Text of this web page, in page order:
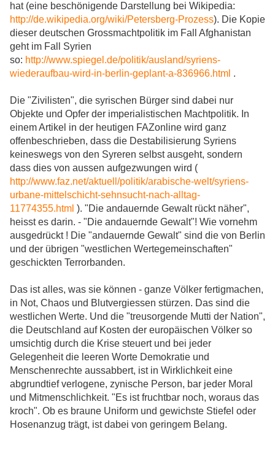
hat (eine beschönigende Darstellung bei Wikipedia:
http://de.wikipedia.org/wiki/Petersberg-Prozess). Die Kopie
dieser deutschen Grossmachtpolitik im Fall Afghanistan
geht im Fall Syrien
so: http://www.spiegel.de/politik/ausland/syriens-
wiederaufbau-wird-in-berlin-geplant-a-836966.html .
Die "Zivilisten", die syrischen Bürger sind dabei nur
Objekte und Opfer der imperialistischen Machtpolitik. In
einem Artikel in der heutigen FAZonline wird ganz
offenbeschrieben, dass die Destabilisierung Syriens
keineswegs von den Syreren selbst ausgeht, sondern
dass dies von aussen aufgezwungen wird (
http://www.faz.net/aktuell/politik/arabische-welt/syriens-
urbane-mittelschicht-sehnsucht-nach-alltag-
11774355.html ). "Die andauernde Gewalt rückt näher",
heisst es darin. - "Die andauernde Gewalt"! Wie vornehm
ausgedrückt ! Die "andauernde Gewalt" sind die von Berlin
und der übrigen "westlichen Wertegemeinschaften"
geschickten Terrorbanden.
Das ist alles, was sie können - ganze Völker fertigmachen,
in Not, Chaos und Blutvergiessen stürzen. Das sind die
westlichen Werte. Und die "treusorgende Mutti der Nation",
die Deutschland auf Kosten der europäischen Völker so
umsichtig durch die Krise steuert und bei jeder
Gelegenheit die leeren Worte Demokratie und
Menschenrechte aussabbert, ist in Wirklichkeit eine
abgrundtief verlogene, zynische Person, bar jeder Moral
und Mitmenschlichkeit. "Es ist fruchtbar noch, woraus das
kroch". Ob es braune Uniform und gewichste Stiefel oder
Hosenanzug trägt, ist dabei von geringem Belang.